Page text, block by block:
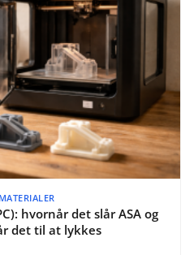
hvornår det slår ASA og
det til at lykkes